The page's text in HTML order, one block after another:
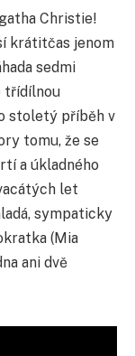
Christie!
krátitčas jenom
sedmi
třídílnou
stoletý příběh v
tomu, že se
a úkladného
let
sympaticky
(Mia
ani dvě